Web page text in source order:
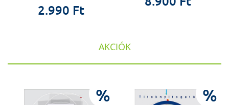
2.990 Ft
AKCIÓK
% %